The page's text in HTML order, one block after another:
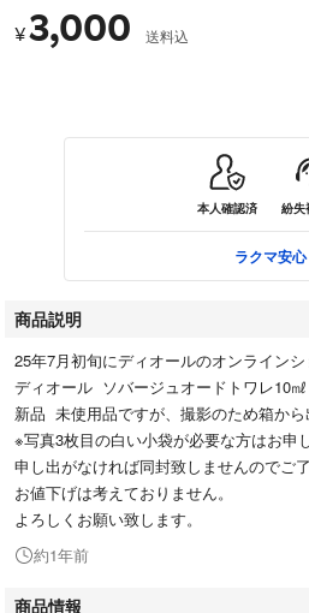
¥3,000 送料込
本人確認済 紛失
ラクマ安
商品説明
25年7月初旬にディオールのオンラインシ
ディオール ソバージュオードトワレ10㎖
新品 未使用品ですが、撮影のため箱から
※写真3枚目の白い小袋が必要な方はお申
申し出がなければ同封致しませんのでご了
お値下げは考えておりません。
よろしくお願い致します。
約1年前
商品情報